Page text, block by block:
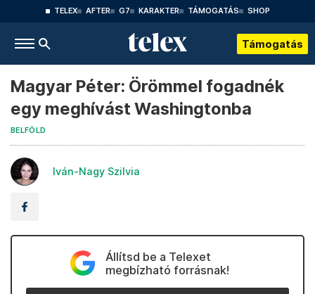
TELEX AFTER G7 KARAKTER TÁMOGATÁS SHOP
Támogatás
Magyar Péter: Örömmel fogadnék
egy meghívást Washingtonba
BELFÖLD
Iván-Nagy Szilvia
Állítsd be a Telexet
megbízható forrásnak!